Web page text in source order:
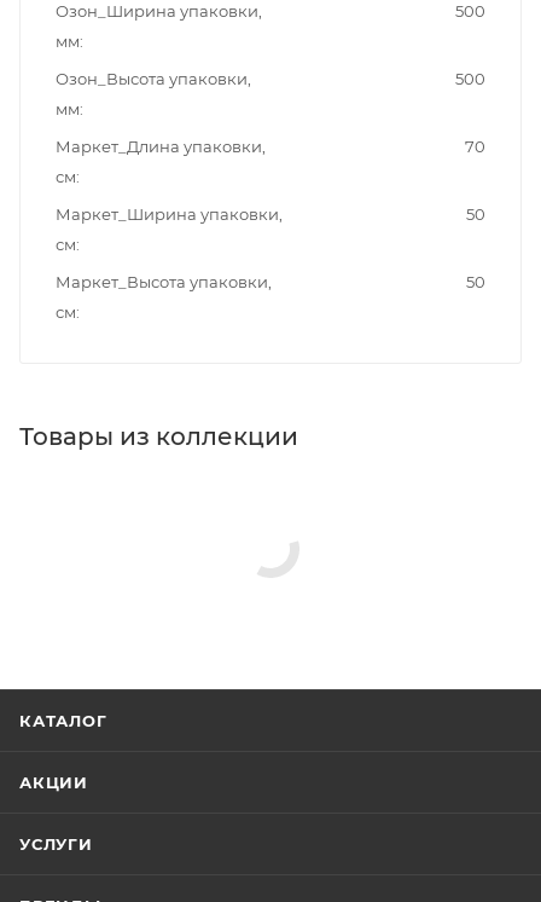
Озон_Ширина упаковки,
мм
500
Озон_Высота упаковки,
мм
500
Маркет_Длина упаковки,
см
70
Маркет_Ширина упаковки,
см
50
Маркет_Высота упаковки,
см
50
Товары из коллекции
Да
Реквизиты
Бренд
Код товара